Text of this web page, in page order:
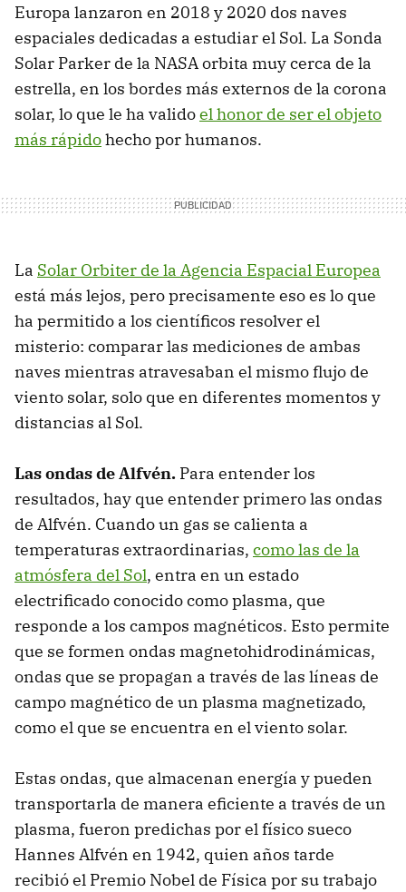
Europa lanzaron en 2018 y 2020 dos naves
espaciales dedicadas a estudiar el Sol. La Sonda
Solar Parker de la NASA orbita muy cerca de la
estrella, en los bordes más externos de la corona
solar, lo que le ha validoel honor de ser el objeto
más rápidohecho por humanos.
La Solar Orbiter de la Agencia Espacial Europea
está más lejos, pero precisamente eso es lo que
ha permitido a los científicos resolver el
misterio: comparar las mediciones de ambas
naves mientras atravesaban el mismo flujo de
viento solar, solo que en diferentes momentos y
distancias al Sol.
Las ondas de Alfvén. Para entender los
resultados, hay que entender primero las ondas
de Alfvén. Cuando un gas se calienta a
temperaturas extraordinarias, como las de la
atmósfera del Sol, entra en un estado
electrificado conocido como plasma, que
responde a los campos magnéticos. Esto permite
que se formen ondas magnetohidrodinámicas,
ondas que se propagan a través de las líneas de
campo magnético de un plasma magnetizado,
como el que se encuentra en el viento solar.
Estas ondas, que almacenan energía y pueden
transportarla de manera eficiente a través de un
plasma, fueron predichas por el físico sueco
Hannes Alfvén en 1942, quien años tarde
recibió el Premio Nobel de Física por su trabajo